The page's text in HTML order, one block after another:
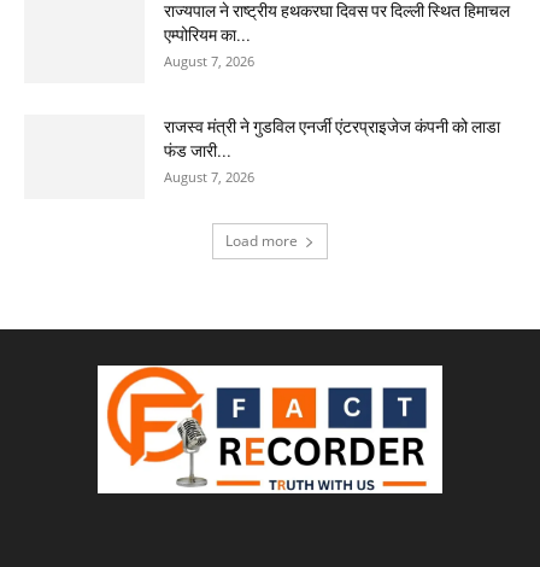
राज्यपाल ने राष्ट्रीय हथकरघा दिवस पर दिल्ली स्थित हिमाचल
एम्पोरियम का...
August 7, 2026
राजस्व मंत्री ने गुडविल एनर्जी एंटरप्राइजेज कंपनी को लाडा
फंड जारी...
August 7, 2026
Load more